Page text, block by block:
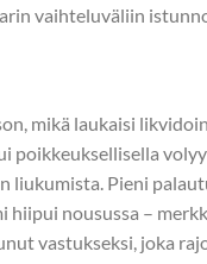
vaihteluväliin
mikä laukaisi
poikkeuksellisella
liukumista. Pieni
hiipui nousussa –
vastukseksi, joka